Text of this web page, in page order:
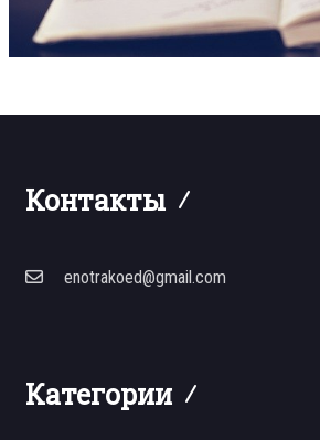
Контакты
enotrakoed@gmail.com
Категории